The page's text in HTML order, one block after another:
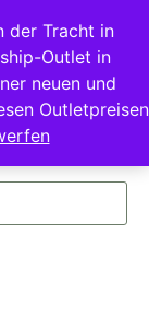
der Tracht in
Outlet in
neuen und
Outletpreisen